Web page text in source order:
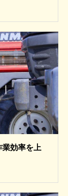
業効率を上